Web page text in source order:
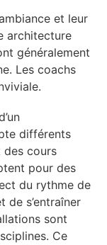
et leur
architecture
généralement
Les coachs
différents
des cours
pour des
du rythme de
de s’entraîner
sont
Ce